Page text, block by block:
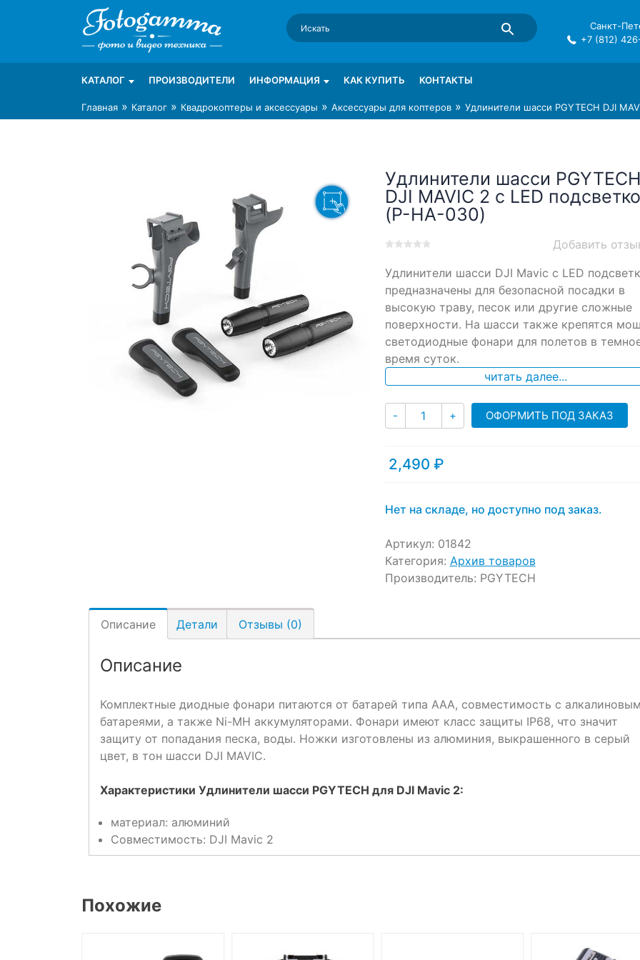
Интернет-магазин фототехники Foto-Gamma в СПб
Магазин фотоаксессуаров foto-gamma.ru
Санкт-
+7 (812)
КАТАЛОГ ПРОИЗВОДИТЕЛИ ИНФОРМАЦИЯ КАК КУПИТЬ КОНТАКТЫ
Главная » Каталог » Квадрокоптеры и аксессуары » Аксессуары для коптеров » Удлинители шасси PGYTECH DJI
Удлинители шасси
DJI MAVIC 2 с LED
(P-HA-030)
out
based
on
customer
ratings
Добавить
Удлинители шасси DJI Mavic с LED
предназначены для безопасной посадки в
высокую траву, песок или другие сложные
поверхности. На шасси также крепятся
светодиодные фонари для полетов в
время суток.
читать далее...
- Количество
+ ОФОРМИТЬ ПОД ЗАКАЗ
2,490 ₽
Нет на складе, но доступно под заказ.
Артикул: 01842
Категория: Архив товаров
Производитель: PGYTECH
Описание Детали Отзывы (0)
Описание
Комплектные диодные фонари питаются от батарей типа AAA, совместимость с
батареями, а также Ni-MH аккумуляторами. Фонари имеют класс защиты IP68, что значит
защиту от попадания песка, воды. Ножки изготовлены из алюминия, выкрашенного в серый
цвет, в тон шасси DJI MAVIC.
Характеристики Удлинители шасси PGYTECH для DJI Mavic 2:
материал: алюминий
Совместимость: DJI Mavic 2
Похожие